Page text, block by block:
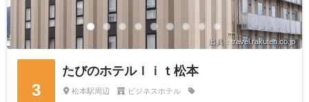
出典：travel.rakuten.co.jp
3
たびのホテルｌｉｔ松本
松本駅周辺 ビジネスホテル